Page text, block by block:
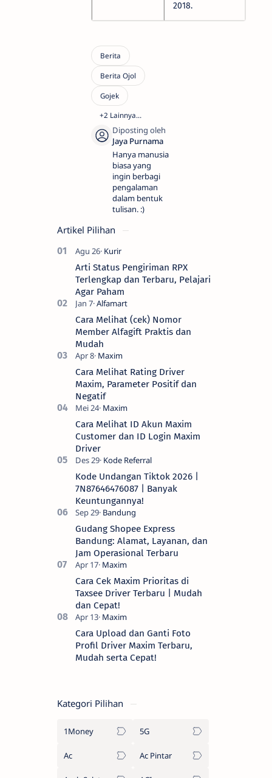
2018.
Hanya manusia
biasa yang
ingin berbagi
pengalaman
dalam bentuk
tulisan. :)
Artikel Pilihan
Arti Status Pengiriman RPX
Terlengkap dan Terbaru, Pelajari
Agar Paham
Cara Melihat (cek) Nomor
Member Alfagift Praktis dan
Mudah
Cara Melihat Rating Driver
Maxim, Parameter Positif dan
Negatif
Cara Melihat ID Akun Maxim
Customer dan ID Login Maxim
Driver
Kode Undangan Tiktok 2026 |
7N87646476087 | Banyak
Keuntungannya!
Gudang Shopee Express
Bandung: Alamat, Layanan, dan
Jam Operasional Terbaru
Cara Cek Maxim Prioritas di
Taxsee Driver Terbaru | Mudah
dan Cepat!
Cara Upload dan Ganti Foto
Profil Driver Maxim Terbaru,
Mudah serta Cepat!
Kategori Pilihan
1Money 5G
Ac Ac Pintar